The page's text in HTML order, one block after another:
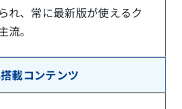
れ、常に最新版が使えるク
流。
載コンテンツ